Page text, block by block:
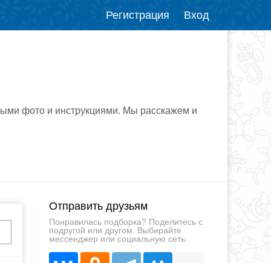
Регистрация Вход
фото и инструкциями. Мы расскажем и
Отправить друзьям
Понравилась подборка? Поделитесь с
подругой или другом. Выбирайте
мессенджер или социальную сеть.